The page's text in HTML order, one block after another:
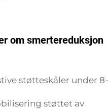
om smertereduksjon
støtteskåler under 8-
støttet av